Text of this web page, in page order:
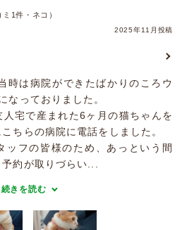
1件・ネコ）
2025年11月投稿
時は病院ができたばかりのころウ
なっておりました。
宅で産まれた6ヶ月の猫ちゃんを
ちらの病院に電話をしました。
ッフの皆様のため、あっという間
約が取りづらい...
続きを読む